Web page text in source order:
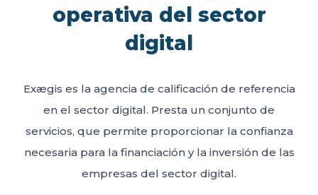
operativa del sector
digital
Exægis es la agencia de calificación de referencia
en el sector digital. Presta un conjunto de
servicios, que permite proporcionar la confianza
necesaria para la financiación y la inversión de las
empresas del sector digital.